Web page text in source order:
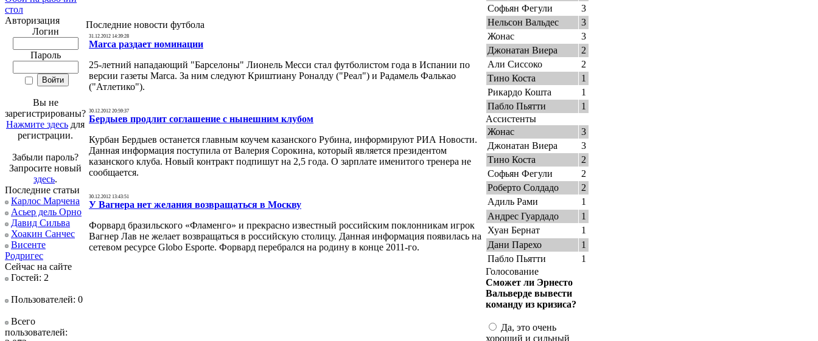
стол
Авторизация
Логин
Пароль
Вы не
зарегистрированы?
Нажмите здесь для
регистрации.
Забыли пароль?
Запросите новый
здесь.
Последние статьи
Карлос Марчена
Асьер дель Орно
Давид Сильва
Хоакин Санчес
Висенте
Родригес
Сейчас на сайте
Гостей: 2
Пользователей: 0
Всего
пользователей:
Последние новости футбола
31.12.2012 14:39:28
Marca раздает номинации
25-летний нападающий "Барселоны" Лионель Месси стал футболистом года в Испании по
версии газеты Marca. За ним следуют Криштиану Роналду ("Реал") и Радамель Фалькао
("Атлетико").
30.12.2012 20:59:37
Бердыев продлит соглашение с нынешним клубом
Курбан Бердыев останется главным коучем казанского Рубина, информируют РИА Новости.
Данная информация поступила от Валерия Сорокина, который является президентом
казанского клуба. Новый контракт подпишут на 2,5 года. О зарплате именитого тренера не
сообщается.
30.12.2012 13:43:51
У Вагнера нет желания возвращаться в Москву
Форвард бразильского «Фламенго» и прекрасно известный российским поклонникам игрок
Вагнер Лав не желает возвращаться в российскую столицу. Данная информация появилась на
сетевом ресурсе Globo Esporte. Форвард перебрался на родину в конце 2011-го.
Софьян Фегули
3
Нельсон Вальдес
3
Жонас
3
Джонатан Виера
2
Али Сиссоко
2
Тино Коста
1
Рикардо Кошта
1
Пабло Пьятти
1
Ассистенты
Жонас
3
Джонатан Виера
3
Тино Коста
2
Софьян Фегули
2
Роберто Солдадо
2
Адиль Рами
1
Андрес Гуардадо
1
Хуан Бернат
1
Дани Парехо
1
Пабло Пьятти
1
Голосование
Сможет ли Эрнесто
Вальверде вывести
команду из кризиса?
Да, это очень
хороший и сильный